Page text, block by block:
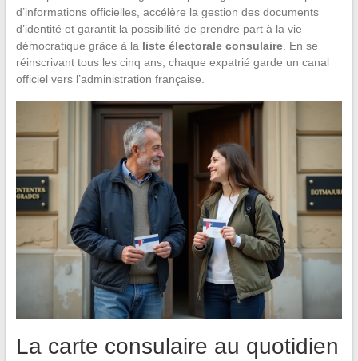
d’informations officielles, accélère la gestion des documents
d’identité et garantit la possibilité de prendre part à la vie
démocratique grâce à la liste électorale consulaire. En se
réinscrivant tous les cinq ans, chaque expatrié garde un canal
officiel vers l’administration française.
La carte consulaire au quotidien